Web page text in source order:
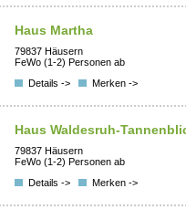
Haus Martha
79837 Häusern
FeWo (1-2) Personen ab
Details ->
Merken ->
Haus Waldesruh-
79837 Häusern
FeWo (1-2) Personen ab
Details ->
Merken ->